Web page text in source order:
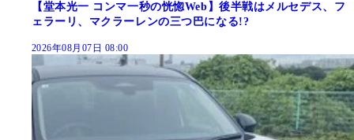
【堂本光一 コンマ一秒の恍惚Web】後半戦はメルセデス、フ
ェラーリ、マクラーレンの三つ巴になる!?
2026年08月07日 08:00